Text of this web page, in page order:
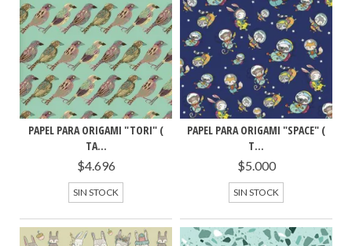
PAPEL PARA ORIGAMI "TORI" (
TA...
$4.696
SIN STOCK
PAPEL PARA ORIGAMI "SPACE" (
T...
$5.000
SIN STOCK